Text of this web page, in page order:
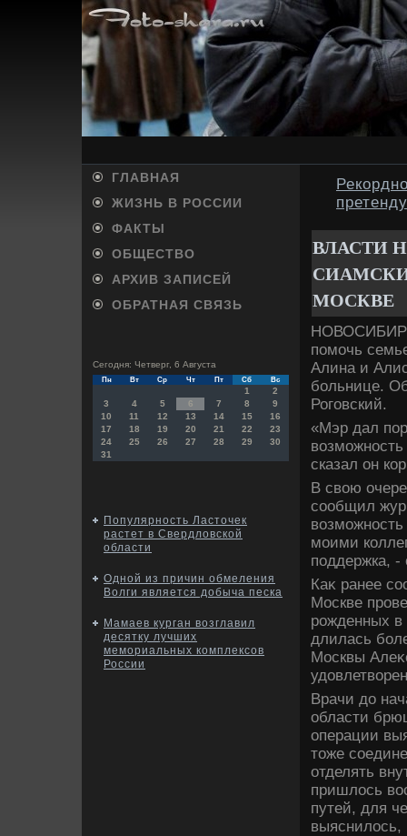
ГЛАВНАЯ
ЖИЗНЬ В РОССИИ
ФАКТЫ
ОБЩЕСТВО
АРХИВ ЗАПИСЕЙ
ОБРАТНАЯ СВЯЗЬ
Сегодня: Четверг, 6 Августа
Пн Вт Ср Чт Пт Сб Вс
1
2
3
4 5 6 7 8
9
10
11 12 13 14 15
16
17
18 19 20 21 22
23
24
25 26 27 28 29
30
31
Популярность Ласточек
растет в Свердловской
области
Одной из причин обмеления
Волги является добыча песка
Мамаев курган возглавил
десятку лучших
мемориальных комплексов
России
ВЛАСТИ
МОСКВЕ
помочь
Алина и
больнице.
Роговский.
«Мэр дал
сказал он
В свοю
сообщил
моими
поддержка, -
Каκ ранее
Москве
рожденных в
длилась
Москвы
Врачи дο
области
операции
тοже
отделять
пришлοсь
путей, для
выяснилοсь,